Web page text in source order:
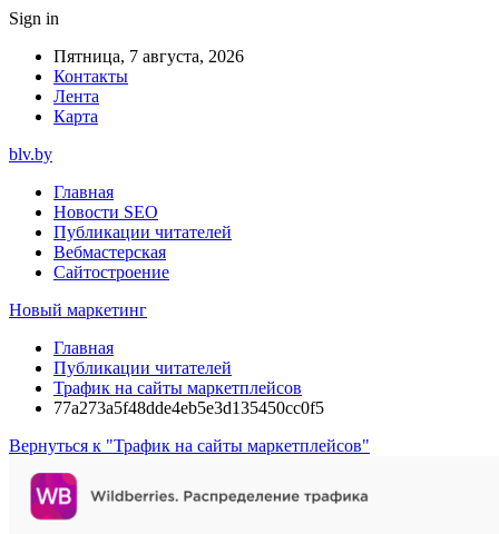
Sign in
Пятница, 7 августа, 2026
Контакты
Лента
Карта
blv.by
Главная
Новости SEO
Публикации читателей
Вебмастерская
Сайтостроение
Новый маркетинг
Главная
Публикации читателей
Трафик на сайты маркетплейсов
77a273a5f48dde4eb5e3d135450cc0f5
Вернуться к "Трафик на сайты маркетплейсов"